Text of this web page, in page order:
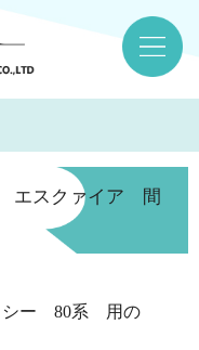
スクァイア 間
シー 80系 用の